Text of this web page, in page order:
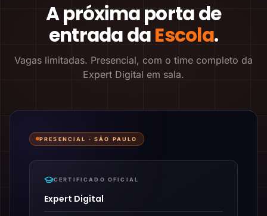
A próxima porta de
entrada daEscola.
Vagas limitadas. Presencial, com o time completo da
Expert Digital em sala.
PRESENCIAL ·SÃO PAULO
CERTIFICADO OFICIAL
Expert Digital